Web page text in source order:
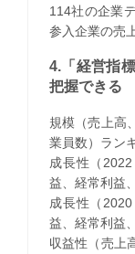
114社の企業
参入企業の売
4.「経営指
把握できる
規模（売上高
業員数）ラン
成長性（
益、経常利益
成長性（
益、経常利益
収益性（売上